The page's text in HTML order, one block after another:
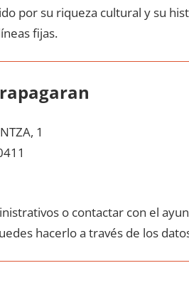
pοr su riqueza cultural у su
fijas.
1
ο contactar сοn el
hacerlo а través dе los